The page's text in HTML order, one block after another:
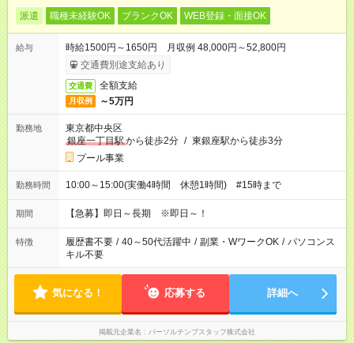
派遣 職種未経験OK ブランクOK WEB登録・面接OK
給与
時給1500円～1650円 月収例 48,000円～52,800円
交通費別途支給あり
交通費 全額支給
月収例 ～5万円
勤務地
東京都中央区
銀座一丁目駅から徒歩2分 / 東銀座駅から徒歩3分
プール事業
勤務時間 10:00～15:00(実働4時間 休憩1時間) #15時まで
期間 【急募】即日～長期 ※即日～！
特徴 履歴書不要 / 40～50代活躍中 / 副業・WワークOK / パソコンス
キル不要
気になる！ 応募する 詳細へ
掲載元企業名 パーソルテンプスタッフ株式会社